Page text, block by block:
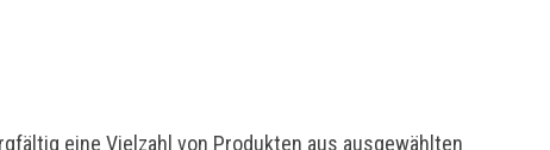
eine Vielzahl von Produkten aus ausgewählten